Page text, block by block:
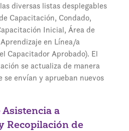
diversas listas desplegables
Capacitación, Condado,
Inicial, Área de
en Línea/a
Capacitador Aprobado). El
se actualiza de manera
se envían y aprueban nuevos
a
Recopilación de